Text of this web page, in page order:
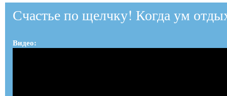
Счастье по щелчку! Когда ум
Видео: